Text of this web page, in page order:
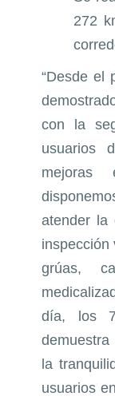
272
“Desde el
con la
usuarios
mejoras
atender la
inspección
grúas,
día, los
la
usuarios